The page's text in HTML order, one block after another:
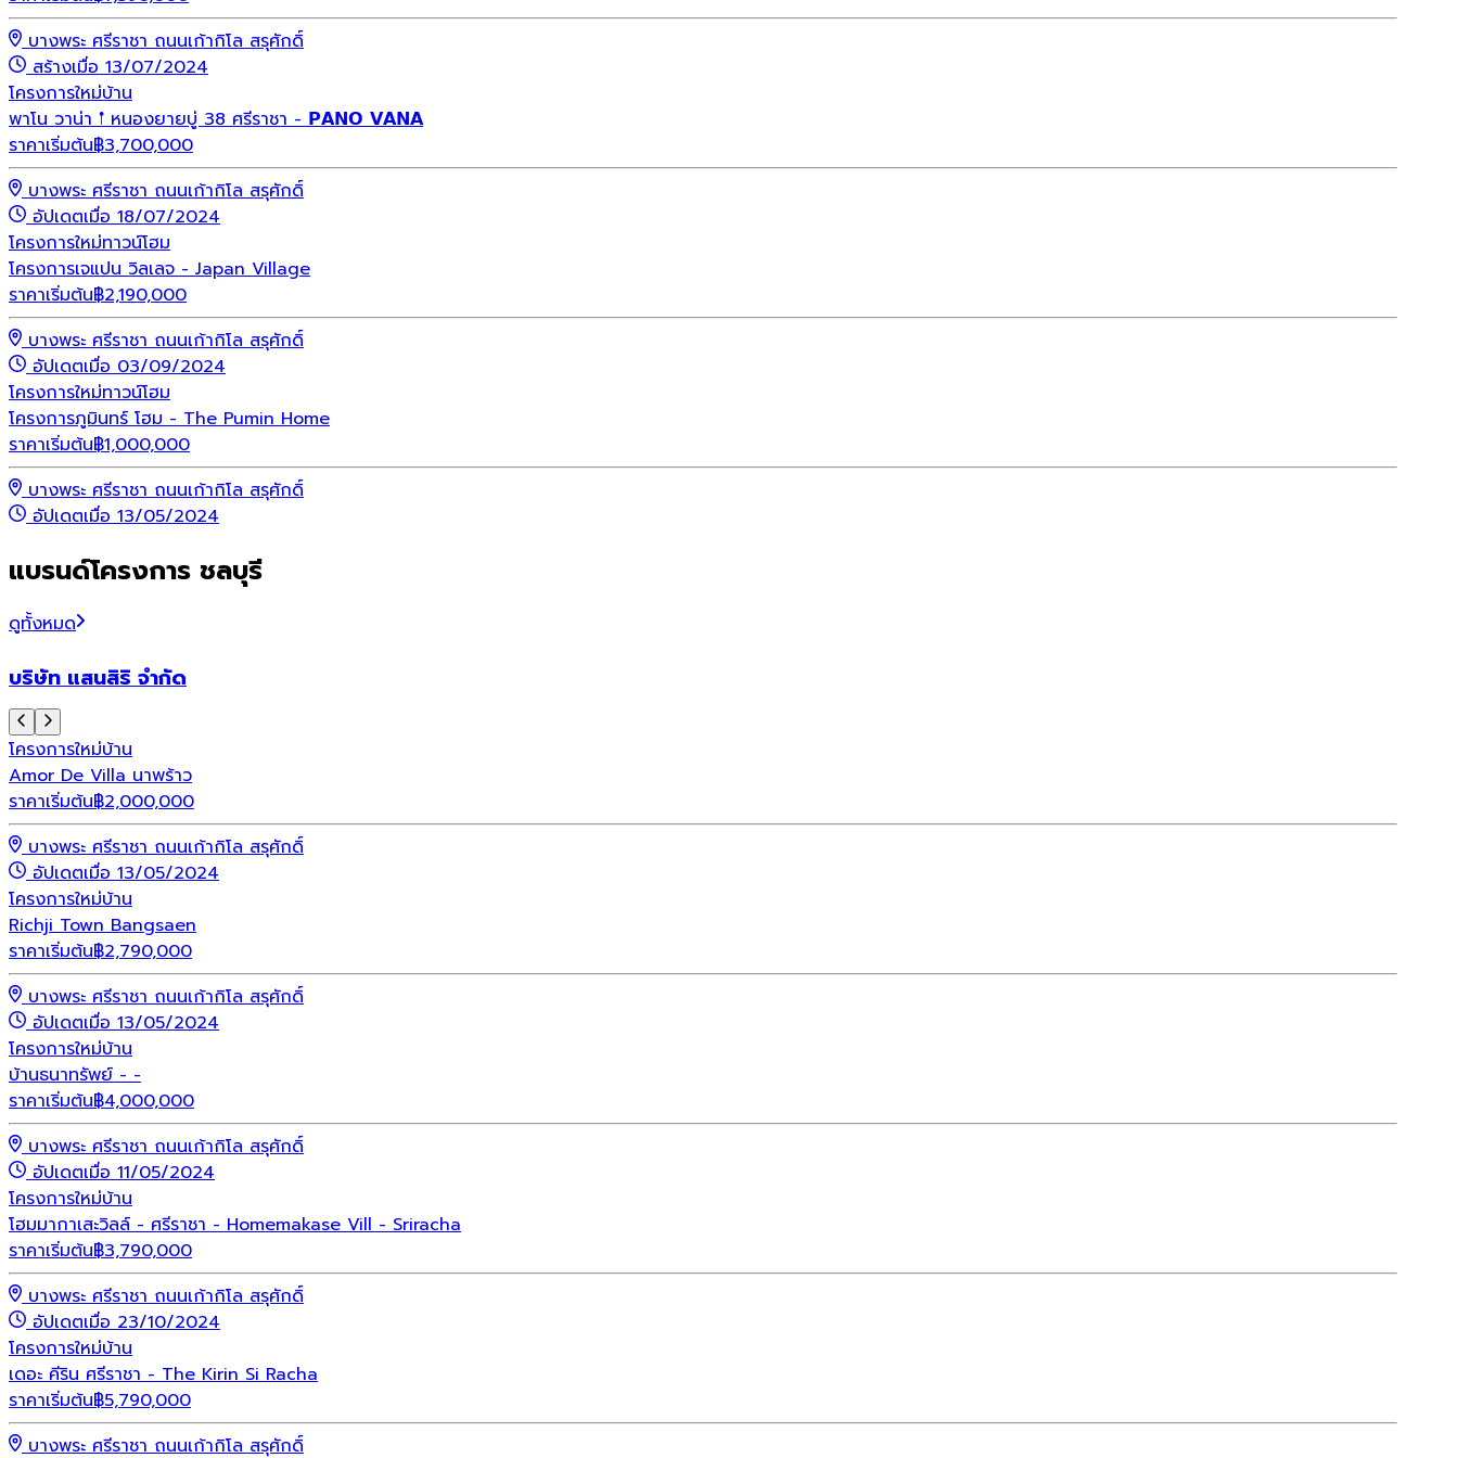
บางพระ ศรีราชา ถนนเก้ากิโล สรุศักดิ์
สร้างเมื่อ 13/07/2024
โครงการใหม่บ้าน
พาโน วาน่า 𖡡 หนองยายบู่ 38 ศรีราชา - 𝗣𝗔𝗡𝗢 𝗩𝗔𝗡𝗔
ราคาเริ่มต้น฿3,700,000
บางพระ ศรีราชา ถนนเก้ากิโล สรุศักดิ์
อัปเดตเมื่อ 18/07/2024
โครงการใหม่ทาวน์โฮม
โครงการเจแปน วิลเลจ - Japan Village
ราคาเริ่มต้น฿2,190,000
บางพระ ศรีราชา ถนนเก้ากิโล สรุศักดิ์
อัปเดตเมื่อ 03/09/2024
โครงการใหม่ทาวน์โฮม
โครงการภูมินทร์ โฮม - The Pumin Home
ราคาเริ่มต้น฿1,000,000
บางพระ ศรีราชา ถนนเก้ากิโล สรุศักดิ์
อัปเดตเมื่อ 13/05/2024
แบรนด์โครงการ ชลบุรี
ดูทั้งหมด
บริษัท แสนสิริ จำกัด
โครงการใหม่บ้าน
Amor De Villa นาพร้าว
ราคาเริ่มต้น฿2,000,000
บางพระ ศรีราชา ถนนเก้ากิโล สรุศักดิ์
อัปเดตเมื่อ 13/05/2024
โครงการใหม่บ้าน
Richji Town Bangsaen
ราคาเริ่มต้น฿2,790,000
บางพระ ศรีราชา ถนนเก้ากิโล สรุศักดิ์
อัปเดตเมื่อ 13/05/2024
โครงการใหม่บ้าน
บ้านธนาทรัพย์ - -
ราคาเริ่มต้น฿4,000,000
บางพระ ศรีราชา ถนนเก้ากิโล สรุศักดิ์
อัปเดตเมื่อ 11/05/2024
โครงการใหม่บ้าน
โฮมมากาเสะวิลล์ - ศรีราชา - Homemakase Vill - Sriracha
ราคาเริ่มต้น฿3,790,000
บางพระ ศรีราชา ถนนเก้ากิโล สรุศักดิ์
อัปเดตเมื่อ 23/10/2024
โครงการใหม่บ้าน
เดอะ คีริน ศรีราชา - The Kirin Si Racha
ราคาเริ่มต้น฿5,790,000
บางพระ ศรีราชา ถนนเก้ากิโล สรุศักดิ์